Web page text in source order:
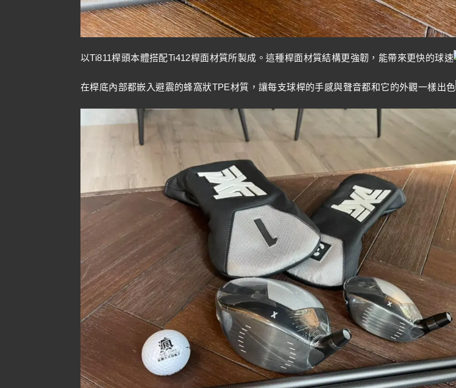
以Ti811桿頭本體搭配Ti412桿面材質所製成。這種桿面材質結構更強韌，能帶來更快的球速
在桿底內部都嵌入避震的蜂窩狀TPE材質，讓每支球桿的手感與聲音都和它的外觀一樣出色